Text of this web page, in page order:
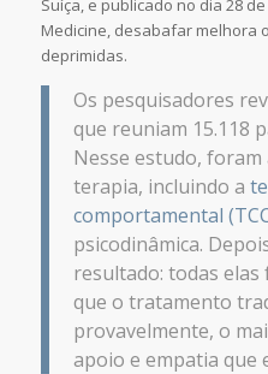
Suíça, e publicado no dia 28
Medicine, desabafar melhora
deprimidas.
Os pesquisadores
que reuniam 15.118
Nesse estudo,
terapia, incluindo a
comportamental
psicodinâmica.
resultado: todas
que o tratamento
provavelmente, o
apoio e empatia que